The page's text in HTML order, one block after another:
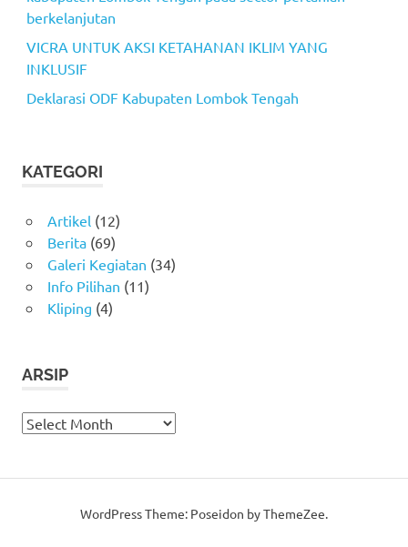
berkelanjutan
VICRA UNTUK AKSI KETAHANAN IKLIM YANG
INKLUSIF
Deklarasi ODF Kabupaten Lombok Tengah
KATEGORI
Artikel (12)
Berita(69)
Galeri Kegiatan (34)
Info Pilihan (11)
Kliping (4)
ARSIP
Arsip
WordPress Theme: Poseidon by ThemeZee.